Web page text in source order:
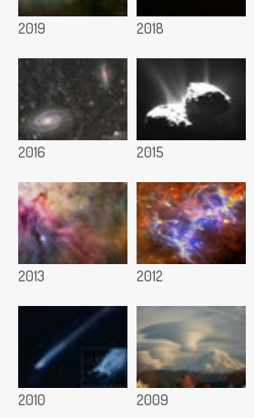
2019 2018
2016 2015
2013 2012
2010 2009